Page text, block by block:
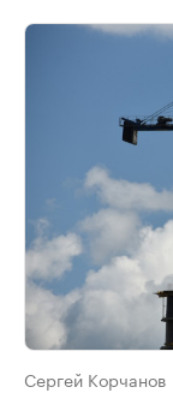
Сергей Корчанов